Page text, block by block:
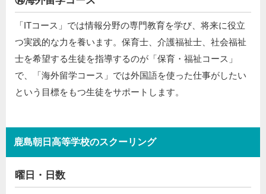
「ITコース」では情報分野の専門教育を学び、将来に役立
つ実践的な力を養います。保育士、介護福祉士、社会福祉
士を希望する生徒を指導するのが「保育・福祉コース」
で、「海外留学コース」では外国語を使った仕事がしたい
という目標をもつ生徒をサポートします。
鹿島朝日高等学校のスクーリング
曜日・日数